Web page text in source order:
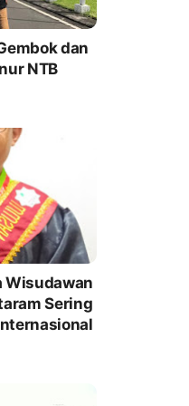
dan
NTB
Wisudawan
Sering